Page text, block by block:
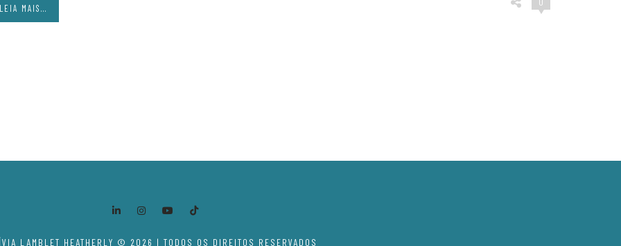
LEIA MAIS...
LAMBLET HEATHERLY © 2026 | TODOS OS DIREITOS RESERVADOS